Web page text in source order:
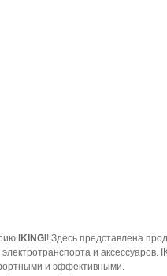
IKINGI ! Здесь представлена
и
и эффективными.